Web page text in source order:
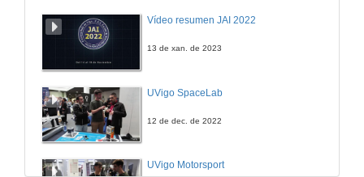
Vídeo resumen JAI 2022
13 de xan. de 2023
UVigo SpaceLab
12 de dec. de 2022
UVigo Motorsport